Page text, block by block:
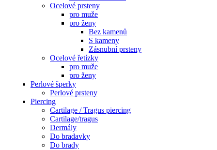
Ocelové prsteny
pro muže
pro ženy
Bez kamenů
S kameny
Zásnubní prsteny
Ocelové řetízky
pro muže
pro ženy
Perlové šperky
Perlové prsteny
Piercing
Cartilage / Tragus piercing
Cartilage/tragus
Dermály
Do bradavky
Do brady